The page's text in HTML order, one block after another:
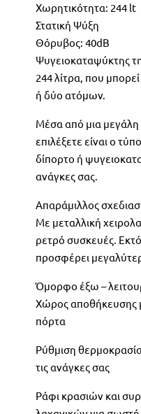
Χωρητικότητα: 244 lt
Στατική Ψύξη
Θόρυβος: 40dB
Ψυγειοκαταψύκτης
244 λίτρα, που
ή δύο ατόμων.
Μέσα από μια μεγάλη
επιλέξετε είναι ο
δίπορτο ή
ανάγκες σας.
Απαράμιλλος
Με μεταλλική
ρετρό συσκευές.
προσφέρει
Όμορφο έξω –
Χώρος αποθήκευσης
πόρτα
Ρύθμιση
τις ανάγκες σας
Ράφι κρασιών και